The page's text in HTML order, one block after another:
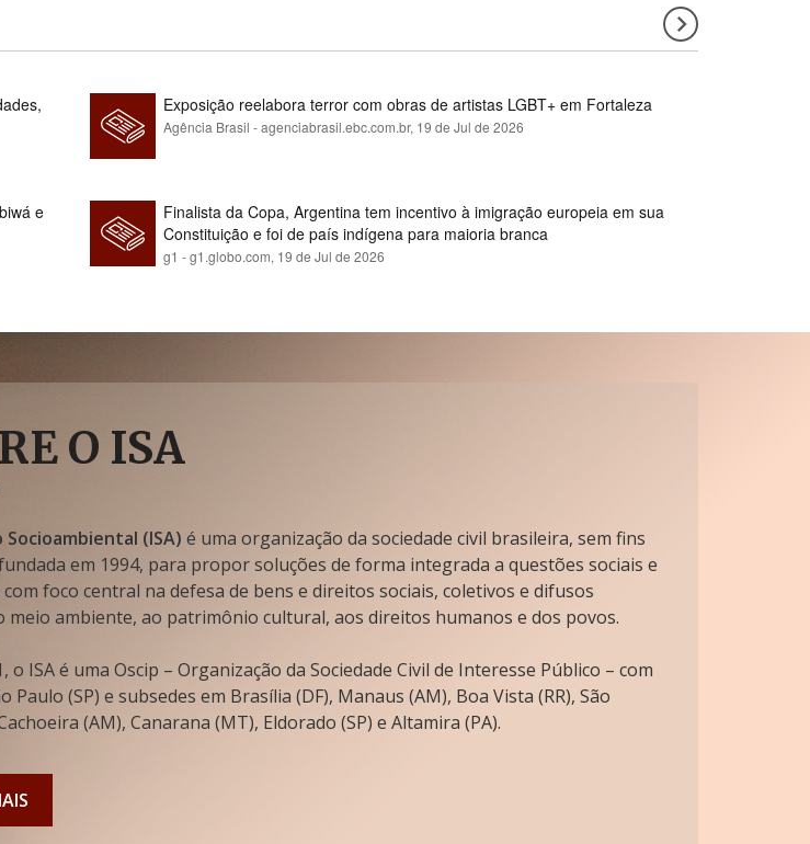
Exposição reelabora terror com obras de artistas LGBT+ em Fortaleza
Agência Brasil - agenciabrasil.ebc.com.br, 19 de Jul de 2026
e
Finalista da Copa, Argentina tem incentivo à imigração europeia em sua
Constituição e foi de país indígena para maioria branca
g1 - g1.globo.com, 19 de Jul de 2026
O ISA
(ISA) é uma organização da sociedade civil brasileira, sem fins
em 1994, para propor soluções de forma integrada a questões sociais e
foco central na defesa de bens e direitos sociais, coletivos e difusos
meio ambiente, ao patrimônio cultural, aos direitos humanos e dos povos.
o ISA é uma Oscip – Organização da Sociedade Civil de Interesse Público – com
Paulo (SP) e subsedes em Brasília (DF), Manaus (AM), Boa Vista (RR), São
(AM), Canarana (MT), Eldorado (SP) e Altamira (PA).